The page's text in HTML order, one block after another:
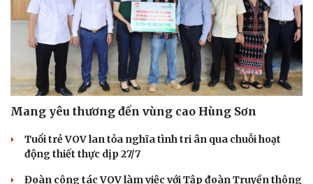
Mang yêu thương đến vùng cao Hùng Sơn
Tuổi trẻ VOV lan tỏa nghĩa tình tri ân qua chuỗi hoạt
động thiết thực dịp 27/7
Đoàn công tác VOV làm việc với Tập đoàn Truyền thông